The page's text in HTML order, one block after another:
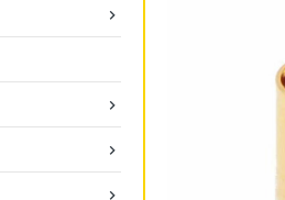



